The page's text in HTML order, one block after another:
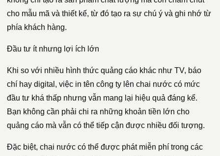
cho mẫu mã và thiết kế, từ đó tạo ra sự chú ý và ghi nhớ từ
phía khách hàng.
Đầu tư ít nhưng lợi ích lớn
Khi so với nhiều hình thức quảng cáo khác như TV, báo
chí hay digital, việc in tên công ty lên chai nước có mức
đầu tư khá thấp nhưng vẫn mang lại hiệu quả đáng kể.
Bạn không cần phải chi ra những khoản tiền lớn cho
quảng cáo mà vẫn có thể tiếp cận được nhiều đối tượng.
Đặc biệt, chai nước có thể được phát miễn phí trong các